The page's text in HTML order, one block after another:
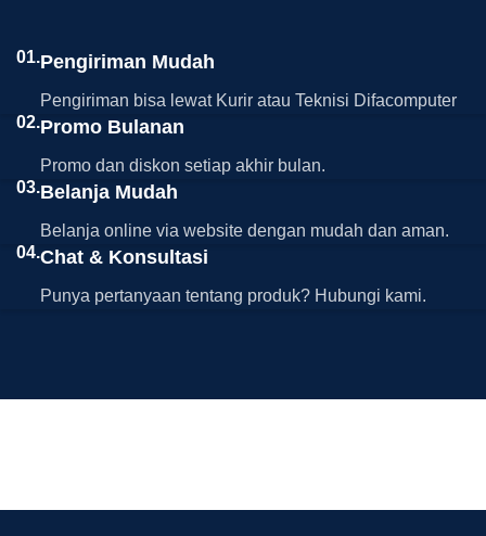
01.Pengiriman Mudah
Pengiriman bisa lewat Kurir atau Teknisi Difacomputer
02.Promo Bulanan
Promo dan diskon setiap akhir bulan.
03.Belanja Mudah
Belanja online via website dengan mudah dan aman.
04.Chat & Konsultasi
Punya pertanyaan tentang produk? Hubungi kami.